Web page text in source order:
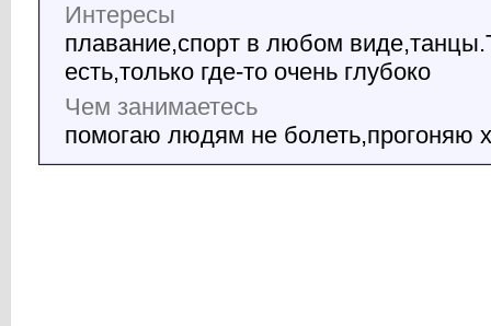
Интересы
плавание,спорт в любом
есть,только где-то очень глубоко
Чем занимаетесь
помогаю людям не болеть,прогоняю